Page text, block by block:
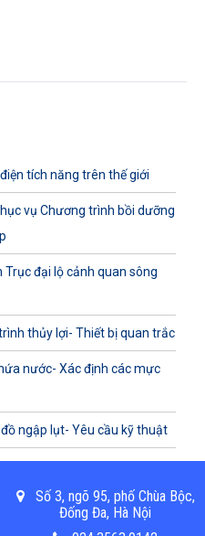
tích năng trên thế giới
vụ Chương trình bồi dưỡng
đại lộ cảnh quan sông
thủy lợi- Thiết bị quan trắc
nước- Xác định các mực
ngập lụt- Yêu cầu kỹ thuật
Số 3, ngõ 95, phố Chùa Bộc,
Đống Đa, Hà Nội